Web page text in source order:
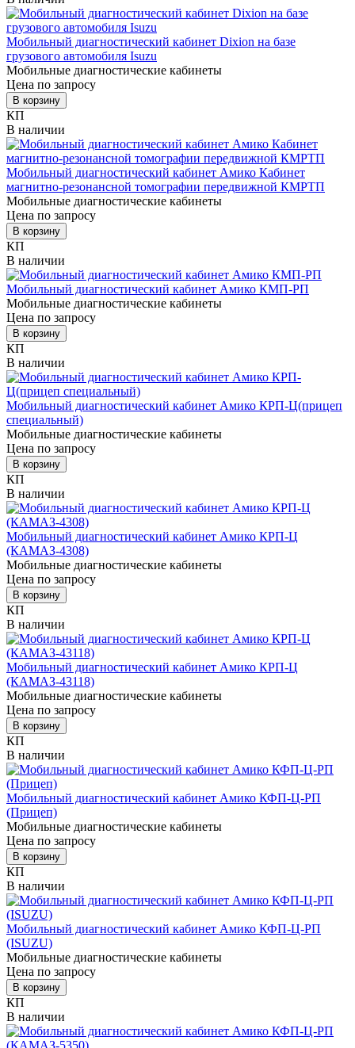
Мобильный диагностический кабинет Dixion на базе
грузового автомобиля Isuzu
Мобильные диагностические кабинеты
Цена по запросу
В корзину
КП
В наличии
Мобильный диагностический кабинет Амико Кабинет
магнитно-резонансной томографии передвижной КМРТП
Мобильные диагностические кабинеты
Цена по запросу
В корзину
КП
В наличии
Мобильный диагностический кабинет Амико КМП-РП
Мобильные диагностические кабинеты
Цена по запросу
В корзину
КП
В наличии
Мобильный диагностический кабинет Амико КРП-Ц(прицеп
специальный)
Мобильные диагностические кабинеты
Цена по запросу
В корзину
КП
В наличии
Мобильный диагностический кабинет Амико КРП-Ц
(КАМАЗ-4308)
Мобильные диагностические кабинеты
Цена по запросу
В корзину
КП
В наличии
Мобильный диагностический кабинет Амико КРП-Ц
(КАМАЗ-43118)
Мобильные диагностические кабинеты
Цена по запросу
В корзину
КП
В наличии
Мобильный диагностический кабинет Амико КФП-Ц-РП
(Прицеп)
Мобильные диагностические кабинеты
Цена по запросу
В корзину
КП
В наличии
Мобильный диагностический кабинет Амико КФП-Ц-РП
(ISUZU)
Мобильные диагностические кабинеты
Цена по запросу
В корзину
КП
В наличии